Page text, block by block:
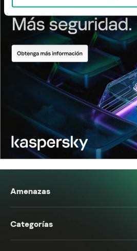
Amenazas
Categorías